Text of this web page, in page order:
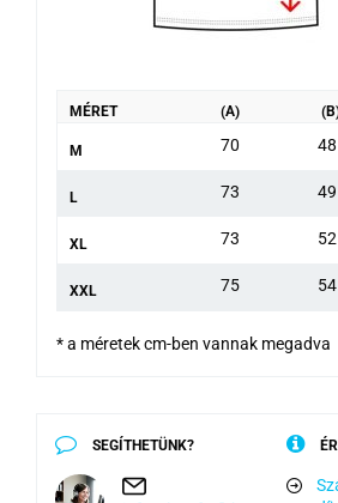
MÉRET (A)
M 70 48
L 73 49
XL 73 52
XXL 75 54
* a méretek cm-ben vannak megadva
SEGÍTHETÜNK?